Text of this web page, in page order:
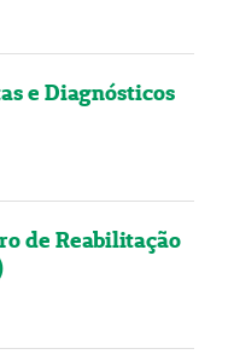
e Diagnósticos
de Reabilitação